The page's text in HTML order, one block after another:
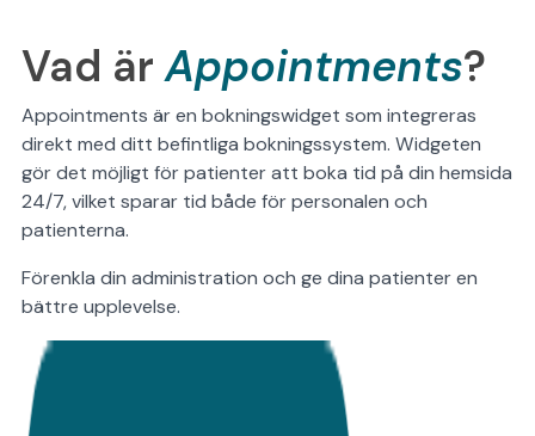
Vad ärAppointments?
Appointments är en bokningswidget som integreras
direkt med ditt befintliga bokningssystem. Widgeten
gör det möjligt för patienter att boka tid på din hemsida
24/7, vilket sparar tid både för personalen och
patienterna.
Förenkla din administration och ge dina patienter en
bättre upplevelse.